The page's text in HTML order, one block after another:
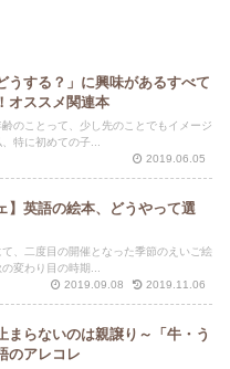
うする？」に興味があるすべて
オススメ関連本
のことって、少し先のことでもイメージ
特に初めての子...
2019.06.05
】英語の絵本、どうやって選
、二度目の開催となった季節のえいご絵
変わり目の時期...
2019.09.08
2019.11.06
まらないのは親譲り～「牛・う
のアレコレ